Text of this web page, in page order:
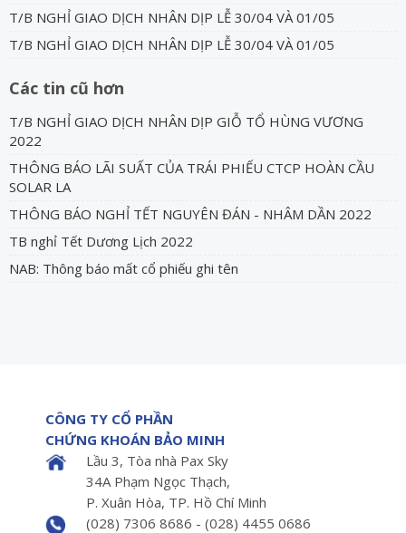
T/B NGHỈ GIAO DỊCH NHÂN DỊP LỄ 30/04 VÀ 01/05
T/B NGHỈ GIAO DỊCH NHÂN DỊP LỄ 30/04 VÀ 01/05
Các tin cũ hơn
T/B NGHỈ GIAO DỊCH NHÂN DỊP GIỖ TỔ HÙNG VƯƠNG
2022
THÔNG BÁO LÃI SUẤT CỦA TRÁI PHIẾU CTCP HOÀN CẦU
SOLAR LA
THÔNG BÁO NGHỈ TẾT NGUYÊN ĐÁN - NHÂM DẦN 2022
TB nghỉ Tết Dương Lịch 2022
NAB: Thông báo mất cổ phiếu ghi tên
CÔNG TY CỔ PHẦN
CHỨNG KHOÁN BẢO MINH
Lầu 3, Tòa nhà Pax Sky
34A Phạm Ngọc Thạch,
P. Xuân Hòa, TP. Hồ Chí Minh
(028) 7306 8686 - (028) 4455 0686